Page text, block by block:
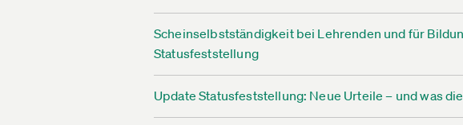
Scheinselbstständigkeit bei Lehrenden und für
Statusfeststellung
Update Statusfeststellung: Neue Urteile – und was